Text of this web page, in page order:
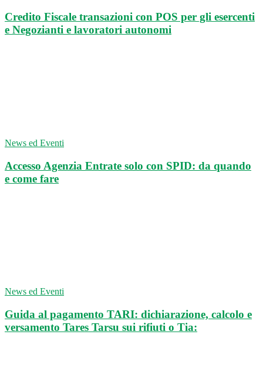
Credito Fiscale transazioni con POS per gli esercenti
e Negozianti e lavoratori autonomi
News ed Eventi
Accesso Agenzia Entrate solo con SPID: da quando
e come fare
News ed Eventi
Guida al pagamento TARI: dichiarazione, calcolo e
versamento Tares Tarsu sui rifiuti o Tia: